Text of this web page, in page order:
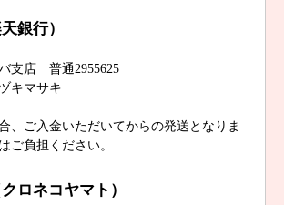
銀行）
支店 普通2955625
キマサキ
、ご入金いただいてからの発送となりま
ご負担ください。
ロネコヤマト）